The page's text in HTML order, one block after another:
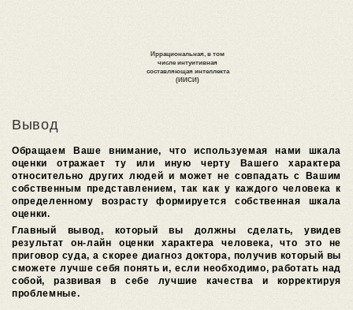
Вывод
Обращаем Ваше внимание, что используемая нами шкала
оценки отражает ту или иную черту Вашего характера
относительно других людей и может не совпадать с Вашим
собственным представлением, так как у каждого человека к
определенному возрасту формируется собственная шкала
оценки.
Главный вывод, который вы должны сделать, увидев
результат он-лайн оценки характера человека, что это не
приговор суда, а скорее диагноз доктора, получив который вы
сможете лучше себя понять и, если необходимо, работать над
собой, развивая в себе лучшие качества и корректируя
проблемные.